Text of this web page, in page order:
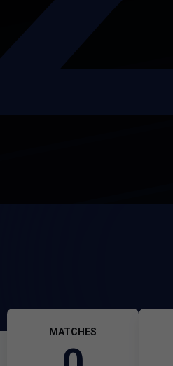
MATCHES